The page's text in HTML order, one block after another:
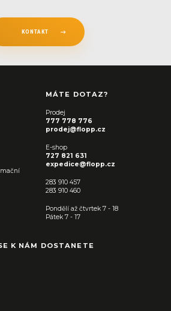
KONTAKT
MÁTE DOTAZ?
Prodej
777 778 776
prodej@flopp.cz
E-shop
727 821 631
expedice@flopp.cz
283 910 457
283 910 460
Pondělí až čtvrtek 7 - 18
Pátek 7 - 17
K NÁM DOSTANETE